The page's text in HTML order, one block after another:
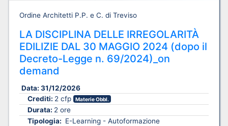
Ordine Architetti P.P. e C. di Treviso
LA DISCIPLINA DELLE IRREGOLARITÀ
EDILIZIE DAL 30 MAGGIO 2024 (dopo il
Decreto-Legge n. 69/2024)_on
demand
Data: 31/12/2026
Crediti: 2 cfp Materie Obbl.
Durata: 2 ore
Tipologia: E-Learning - Autoformazione